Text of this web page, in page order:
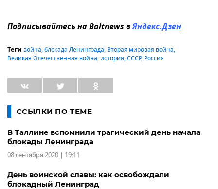
Подписывайтесь на Baltnews вЯндекс.Дзен
Теги война,блокада Ленинграда, Вторая мировая война,
Великая Отечественная война, история,СССР, Россия
ССЫЛКИ ПО ТЕМЕ
В Таллине вспомнили трагический день начала
блокады Ленинграда
08 сентября 2020 | 19:11
День воинской славы: как освобождали
блокадный Ленинград